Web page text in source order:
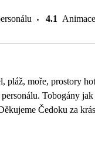
4.1 Animace
Čedoku za